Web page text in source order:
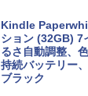
Apple 2026
13インチノート
igence、13.6イ
スプレイ、24GB
インゲームコー
ラインコード版
￥3,200
にもKindle出版
めのAIコーディ
￥99
Kindle
ション (32GB) 7
るさ自動調整、
持続バッテリー
ブラック